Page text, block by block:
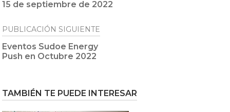
15 de septiembre de 2022
PUBLICACIÓN SIGUIENTE
Eventos Sudoe Energy
Push en Octubre 2022
TAMBIÉN TE PUEDE INTERESAR